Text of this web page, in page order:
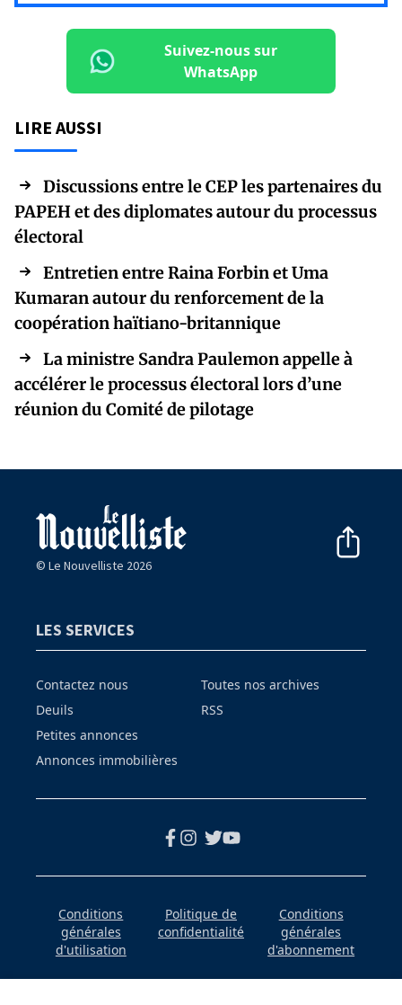
Suivez-nous sur
WhatsApp
LIRE AUSSI
Discussions entre le CEP les partenaires du
PAPEH et des diplomates autour du processus
électoral
Entretien entre Raina Forbin et Uma
Kumaran autour du renforcement de la
coopération haïtiano-britannique
La ministre Sandra Paulemon appelle à
accélérer le processus électoral lors d’une
réunion du Comité de pilotage
© Le Nouvelliste 2026
LES SERVICES
Contactez nous
Deuils
Petites annonces
Annonces immobilières
Toutes nos archives
RSS
Conditions
générales
d'utilisation
Politique de
confidentialité
Conditions
générales
d'abonnement